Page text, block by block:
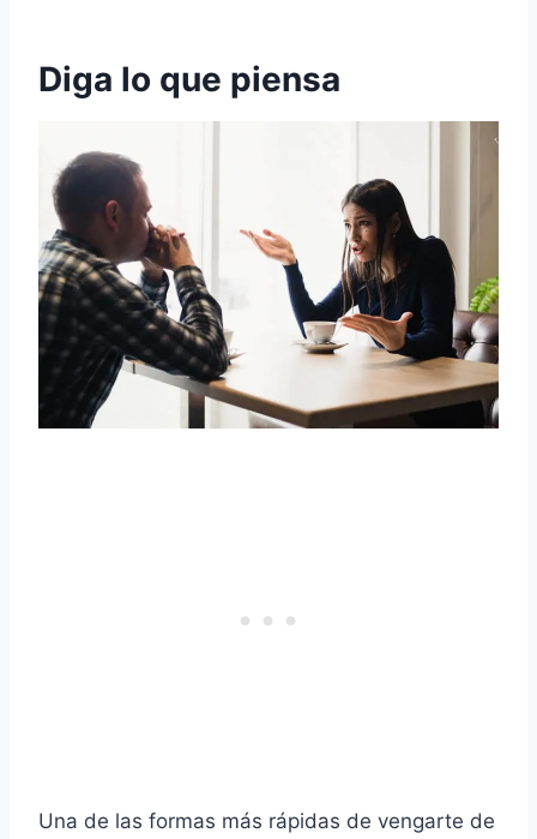
Diga lo que piensa
Una de las formas más rápidas de vengarte de